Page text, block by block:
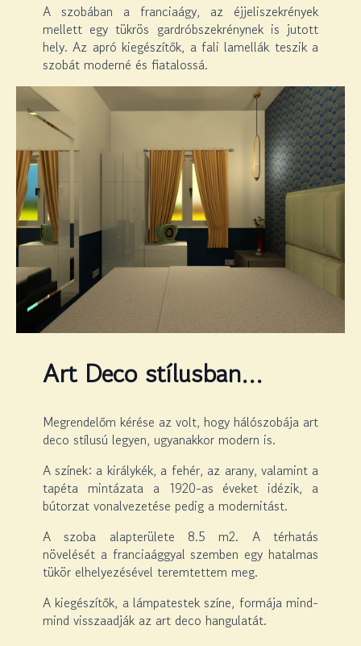
A szobában a franciaágy, az éjjeliszekrények
mellett egy tükrös gardróbszekrénynek is jutott
hely. Az apró kiegészítők, a fali lamellák teszik a
szobát moderné és fiatalossá.
Art Deco stílusban…
Megrendelőm kérése az volt, hogy hálószobája art
deco stílusú legyen, ugyanakkor modern is.
A színek: a királykék, a fehér, az arany, valamint a
tapéta mintázata a 1920-as éveket idézik, a
bútorzat vonalvezetése pedig a modernitást.
A szoba alapterülete 8.5 m2. A térhatás
növelését a franciaággyal szemben egy hatalmas
tükör elhelyezésével teremtettem meg.
A kiegészítők, a lámpatestek színe, formája mind-
mind visszaadják az art deco hangulatát.